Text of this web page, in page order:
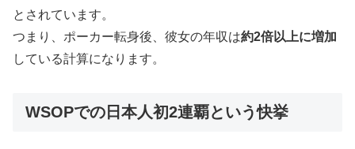
とされています。
つまり、ポーカー転身後、彼女の年収は約2倍以上に増加
している計算になります。
WSOPでの日本人初2連覇という快挙